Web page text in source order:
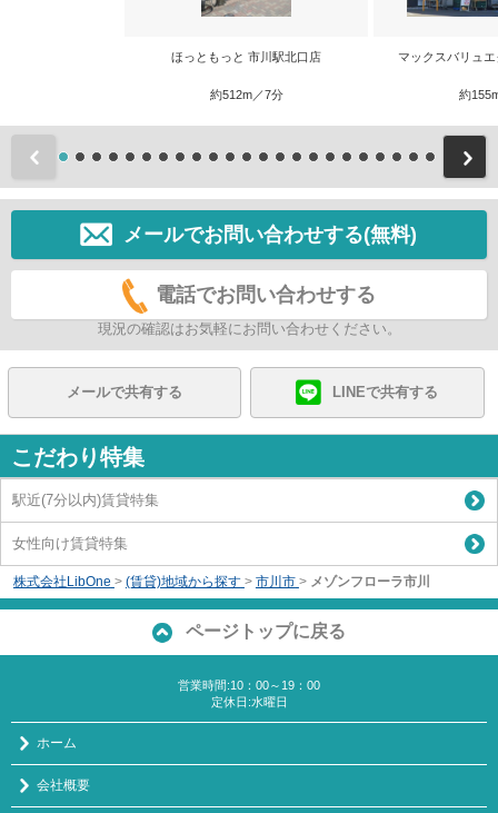
ほっともっと 市川駅北口店
約512m／7分
マックスバリュ
約
前
メールでお問い合わせする(無料)
電話でお問い合わせする
現況の確認はお気軽にお問い合わせください。
メールで共有する LINEで共有する
こだわり特集
駅近(7分以内)賃貸特集
女性向け賃貸特集
株式会社LibOne > (賃貸)地域から探す > 市川市 > メゾンフローラ市川
ページトップに戻る
営業時間:10：00～19：00
定休日:水曜日
ホーム
会社概要